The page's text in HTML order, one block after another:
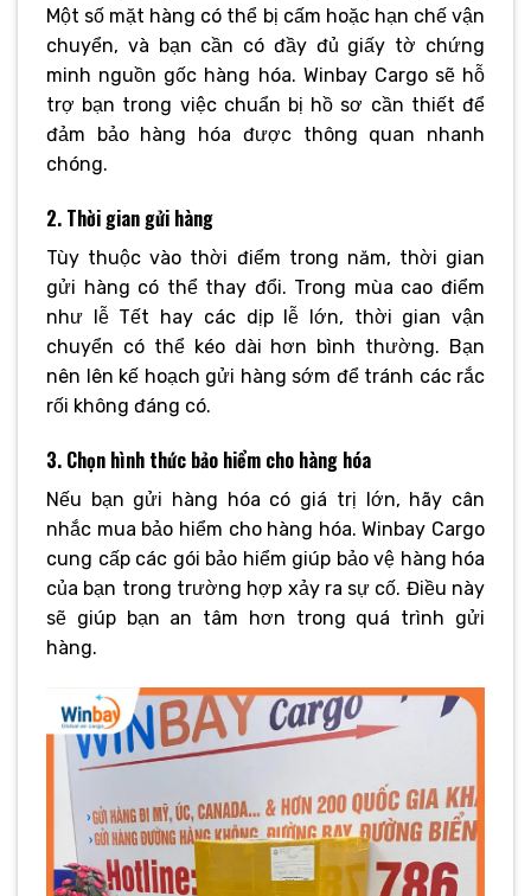
Một số mặt hàng có thể bị cấm hoặc hạn chế vận
chuyển, và bạn cần có đầy đủ giấy tờ chứng
minh nguồn gốc hàng hóa. Winbay Cargo sẽ hỗ
trợ bạn trong việc chuẩn bị hồ sơ cần thiết để
đảm bảo hàng hóa được thông quan nhanh
chóng.
2. Thời gian gửi hàng
Tùy thuộc vào thời điểm trong năm, thời gian
gửi hàng có thể thay đổi. Trong mùa cao điểm
như lễ Tết hay các dịp lễ lớn, thời gian vận
chuyển có thể kéo dài hơn bình thường. Bạn
nên lên kế hoạch gửi hàng sớm để tránh các rắc
rối không đáng có.
3. Chọn hình thức bảo hiểm cho hàng hóa
Nếu bạn gửi hàng hóa có giá trị lớn, hãy cân
nhắc mua bảo hiểm cho hàng hóa. Winbay Cargo
cung cấp các gói bảo hiểm giúp bảo vệ hàng hóa
của bạn trong trường hợp xảy ra sự cố. Điều này
sẽ giúp bạn an tâm hơn trong quá trình gửi
hàng.